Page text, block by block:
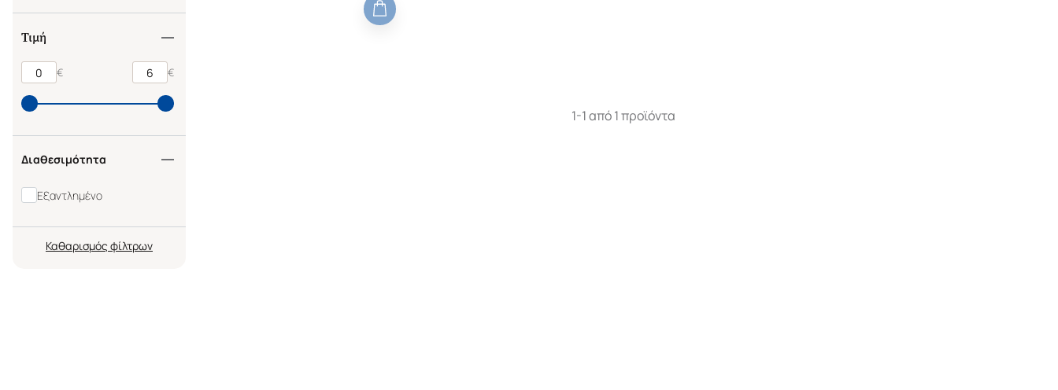
Τιμή
€ €
Διαθεσιμότητα
Εξαντλημένο
Καθαρισμός
1-1 από 1 προϊόντα